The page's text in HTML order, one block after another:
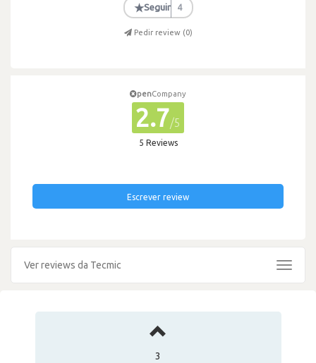
★Seguir 4
Pedir review (0)
penCompany
2.7/5
5 Reviews
Escrever review
Ver reviews da Tecmic
Toggle
3